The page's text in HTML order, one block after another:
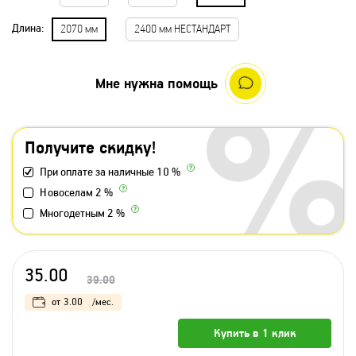
Длина: 2070 мм 2400 мм НЕСТАНДАРТ
Получите скидку!
При оплате за наличные 10 %
Новоселам 2 %
Многодетным 2 %
Мне нужна помощь
35.00 39.00
от 3.00 /мес.
Купить в 1 клик